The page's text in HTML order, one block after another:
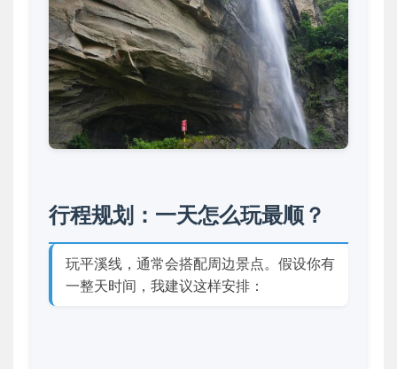
行程规划：一天怎么玩最顺？
玩平溪线，通常会搭配周边景点。假设你有
一整天时间，我建议这样安排：